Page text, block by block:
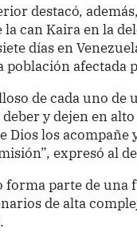
destacó,
can Kaira en la
días en
población afectada
de cada uno de
y dejen en
Dios los
expresó al
parte de una
de alta